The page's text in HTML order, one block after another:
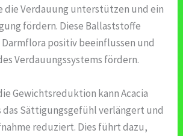
die Verdauung unterstützen und ein
fördern. Diese Ballaststoffe
positiv beeinflussen und
Verdauungssystems fördern.
Gewichtsreduktion kann Acacia
das Sättigungsgefühl verlängert und
reduziert. Dies führt dazu,